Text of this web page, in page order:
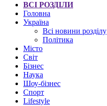
ВСІ РОЗДІЛИ
Головна
Україна
Всі новини розділу
Політика
Місто
Світ
Бізнес
Наука
Шоу-бізнес
Спорт
Lifestyle